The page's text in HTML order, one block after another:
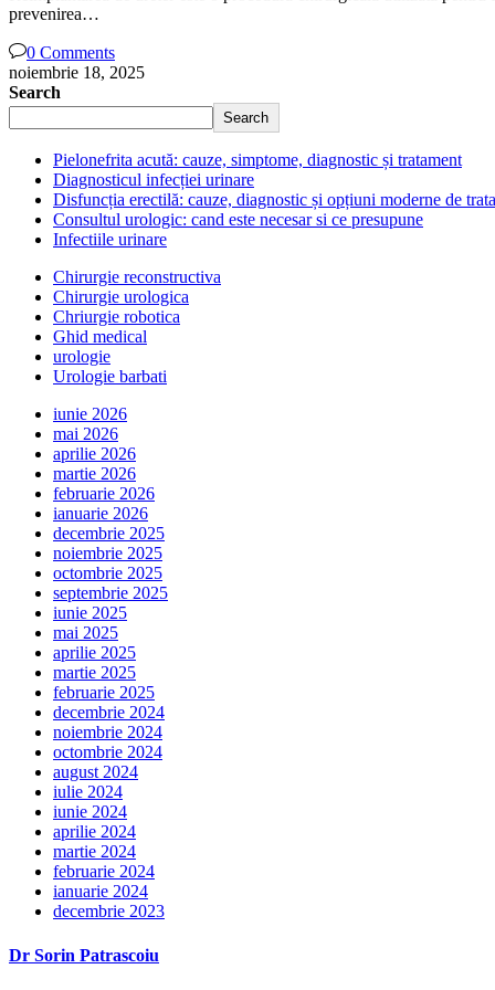
prevenirea…
0 Comments
noiembrie 18, 2025
Search
Search
Pielonefrita acută: cauze, simptome, diagnostic și tratament
Diagnosticul infecției urinare
Disfuncția erectilă: cauze, diagnostic și opțiuni moderne de
Consultul urologic: cand este necesar si ce presupune
Infectiile urinare
Chirurgie reconstructiva
Chirurgie urologica
Chriurgie robotica
Ghid medical
urologie
Urologie barbati
iunie 2026
mai 2026
aprilie 2026
martie 2026
februarie 2026
ianuarie 2026
decembrie 2025
noiembrie 2025
octombrie 2025
septembrie 2025
iunie 2025
mai 2025
aprilie 2025
martie 2025
februarie 2025
decembrie 2024
noiembrie 2024
octombrie 2024
august 2024
iulie 2024
iunie 2024
aprilie 2024
martie 2024
februarie 2024
ianuarie 2024
decembrie 2023
Dr Sorin Patrascoiu